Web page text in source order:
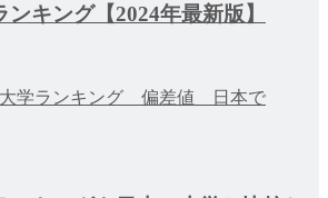
キング【2024年最新版】